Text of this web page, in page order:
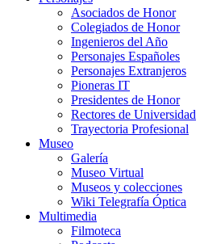
Asociados de Honor
Colegiados de Honor
Ingenieros del Año
Personajes Españoles
Personajes Extranjeros
Pioneras IT
Presidentes de Honor
Rectores de Universidad
Trayectoria Profesional
Museo
Galería
Museo Virtual
Museos y colecciones
Wiki Telegrafía Óptica
Multimedia
Filmoteca